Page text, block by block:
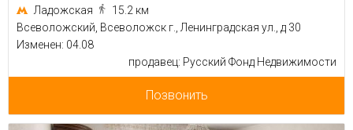
Ладожская
15.2 км
Всеволожский, Всеволожск г., Ленинградская ул., д 30
Изменен: 04.08
продавец: Русский Фонд Недвижимости
Позвонить